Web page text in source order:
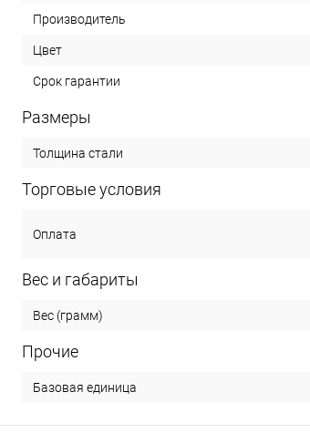
Производитель
Цвет
Срок гарантии
Размеры
Толщина стали
Торговые условия
Оплата
Вес и габариты
Вес (грамм)
Прочие
Базовая единица